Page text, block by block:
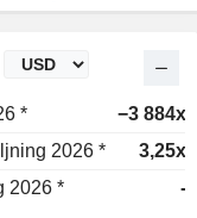
*
−3 884x
2026 *
3,25x
2026 * -